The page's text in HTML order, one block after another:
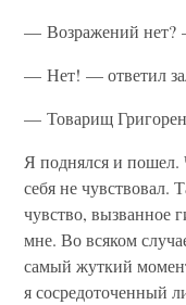
— Возражений нет?
— Нет! — ответил
— Товарищ
Я поднялся и пошел.
себя не чувствовал.
чувство, вызванное
мне. Во всяком
самый жуткий
я сосредоточенный